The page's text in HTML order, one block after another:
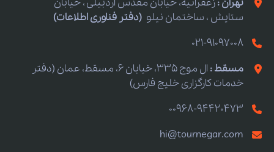
تهران :زعفرانیه، خیابان مقدس اردبیلی ، خیابان
ستایش ، ساختمان نیلو (دفتر فناوری اطلاعات)
021-91097008
مسقط :
ال موج 335، خیابان 6، مسقط، عمان (دفتر
خدمات کارگزاری خلیج فارس)
00968-94420473
hi@tournegar.com